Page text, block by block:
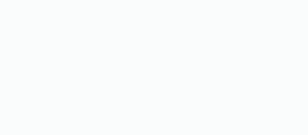
die de hoogste kwaliteit training en certificering willen.
een adviesbureau
voor ISO-normen en DORA, en een gevorderde cursus om